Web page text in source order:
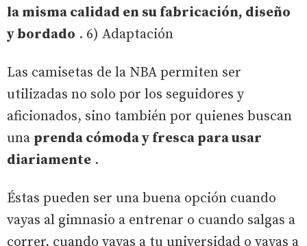
la misma calidad en su fabricación, diseño
y bordado . 6) Adaptación
Las camisetas de la NBA permiten ser
utilizadas no solo por los seguidores y
aficionados, sino también por quienes buscan
una prenda cómoda y fresca para usar
diariamente .
Éstas pueden ser una buena opción cuando
vayas al gimnasio a entrenar o cuando salgas a
correr, cuando vayas a tu universidad o vayas a